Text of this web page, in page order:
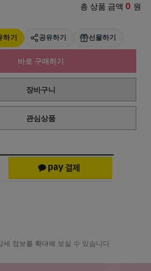
총 상품 금액 0 원
기 공유하기 선물하기
바로 구매하기
장바구니
관심상품
세 정보를 확대해 보실 수 있습니다